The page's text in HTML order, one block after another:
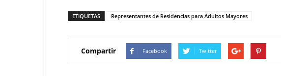
ETIQUETAS Representantes de Residencias para Adultos Mayores
Compartir Facebook Twitter